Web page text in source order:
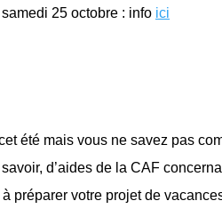
25 octobre : info ici
été mais vous ne savez pas
d’aides de la CAF
à préparer votre projet de